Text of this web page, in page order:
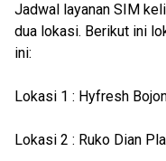
Jadwal layanan SIM
dua lokasi. Berikut ini
ini:
Lokasi 1 : Hyfresh
Lokasi 2 : Ruko Dian